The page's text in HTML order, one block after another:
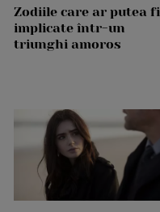
Zodiile care ar putea fi
implicate într-un
triunghi amoros